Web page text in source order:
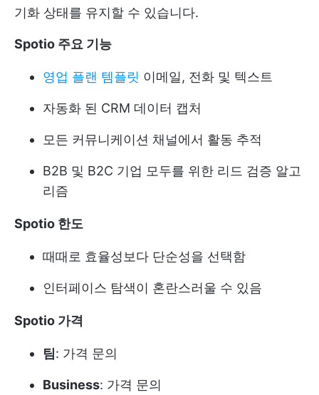
기화 상태를 유지할 수 있습니다.
Spotio 주요 기능
영업 플랜 템플릿 이메일, 전화 및 텍스트
자동화 된 CRM 데이터 캡처
모든 커뮤니케이션 채널에서 활동 추적
B2B 및 B2C 기업 모두를 위한 리드 검증 알고
리즘
Spotio 한도
때때로 효율성보다 단순성을 선택함
인터페이스 탐색이 혼란스러울 수 있음
Spotio 가격
팀: 가격 문의
Business: 가격 문의